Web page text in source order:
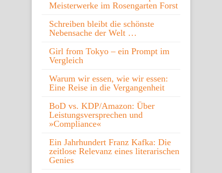
Meisterwerke im Rosengarten Forst
Schreiben bleibt die schönste
Nebensache der Welt …
Girl from Tokyo – ein Prompt im
Vergleich
Warum wir essen, wie wir essen:
Eine Reise in die Vergangenheit
BoD vs. KDP/Amazon: Über
Leistungsversprechen und
»Compliance«
Ein Jahrhundert Franz Kafka: Die
zeitlose Relevanz eines literarischen
Genies